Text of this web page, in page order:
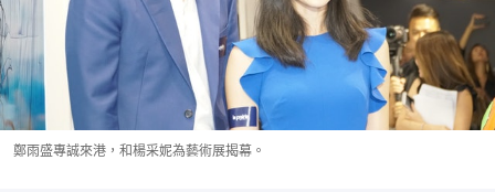
鄭雨盛專誠來港，和楊采妮為藝術展揭幕。